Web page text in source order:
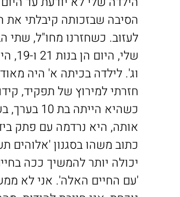
הסיבה שבזכותה קיבלתי
לעזוב. כשחזרנו מחו"ל, שתי
שלי,
וג'. לילדה בכיתה א' היה
חזרתי למירוץ של תפקיד,
כשהיא הייתה
אותה, היא נרדמה עם פתק
כתוב משהו בסגנון 'אלוהים
יכולה יותר להמשיך ככה
'עם החיים האלה'. אני לא